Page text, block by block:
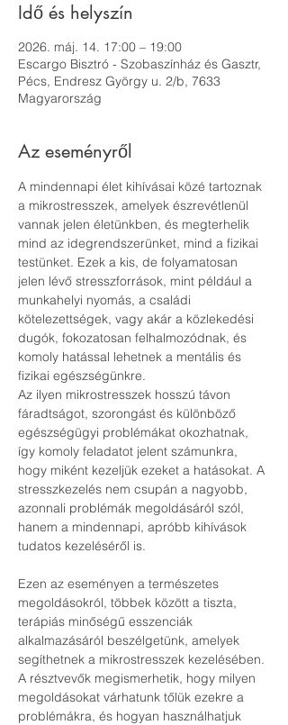
Idő és helyszín
2026. máj. 14. 17:00 – 19:00
Escargo Bisztró - Szobaszínház és Gasztr,
Pécs, Endresz György u. 2/b, 7633
Magyarország
Az eseményről
A mindennapi élet kihívásai közé tartoznak
a mikrostresszek, amelyek észrevétlenül
vannak jelen életünkben, és megterhelik
mind az idegrendszerünket, mind a fizikai
testünket. Ezek a kis, de folyamatosan
jelen lévő stresszforrások, mint például a
munkahelyi nyomás, a családi
kötelezettségek, vagy akár a közlekedési
dugók, fokozatosan felhalmozódnak, és
komoly hatással lehetnek a mentális és
fizikai egészségünkre.
Az ilyen mikrostresszek hosszú távon
fáradtságot, szorongást és különböző
egészségügyi problémákat okozhatnak,
így komoly feladatot jelent számunkra,
hogy miként kezeljük ezeket a hatásokat. A
stresszkezelés nem csupán a nagyobb,
azonnali problémák megoldásáról szól,
hanem a mindennapi, apróbb kihívások
tudatos kezeléséről is.
Ezen az eseményen a természetes
megoldásokról, többek között a tiszta,
terápiás minőségű esszenciák
alkalmazásáról beszélgetünk, amelyek
segíthetnek a mikrostresszek kezelésében.
A résztvevők megismerhetik, hogy milyen
megoldásokat várhatunk tőlük ezekre a
problémákra, és hogyan használhatjuk